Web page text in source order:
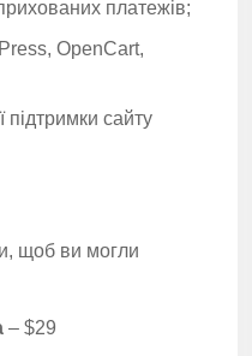
платежів;
OpenCart,
підтримки сайту
щоб ви могли
– $29